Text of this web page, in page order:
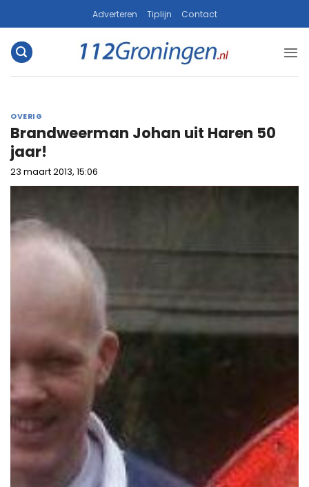
naar
inhoud
Adverteren Tiplijn Contact
OVERIG
Brandweerman Johan uit Haren 50
jaar!
23 maart 2013, 15:06